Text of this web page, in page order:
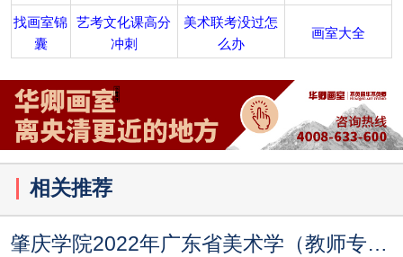
找画室锦
囊
艺考文化课高分
冲刺
美术联考没过怎
么办
画室大全
相关推荐
肇庆学院2022年广东省美术学（教师专项计划）录取